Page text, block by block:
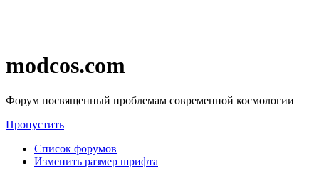
modcos.com
Форум посвященный проблемам современной космологии
Пропустить
Список форумов
Изменить размер шрифта